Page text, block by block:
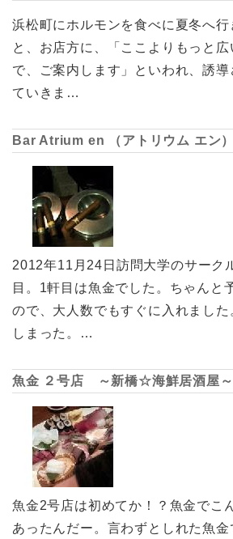
浜松町にホルモンを食べに夏冬へ行
と、お店方に、「ここよりもっと
で、ご案内します」といわれ、誘
ていきま…
Bar Atrium en （アトリウム エン
2012年11月24日訪問大学のサーク
目。1軒目は魚金でした。ちゃんと
ので、大人数でもすぐに入れました
しまった。…
魚金 ２号店 ～新橋☆海鮮居酒屋～
魚金2号店は初めてか！？魚金でこ
あったんだー。言わずとしれた魚